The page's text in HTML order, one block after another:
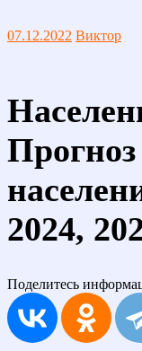
07.12.2022 Виктор
2024,
Поделитесь